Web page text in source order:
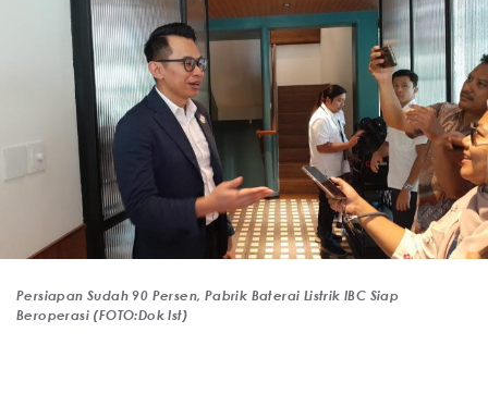
Persiapan Sudah 90 Persen, Pabrik Baterai Listrik IBC Siap
Beroperasi (FOTO:Dok Ist)